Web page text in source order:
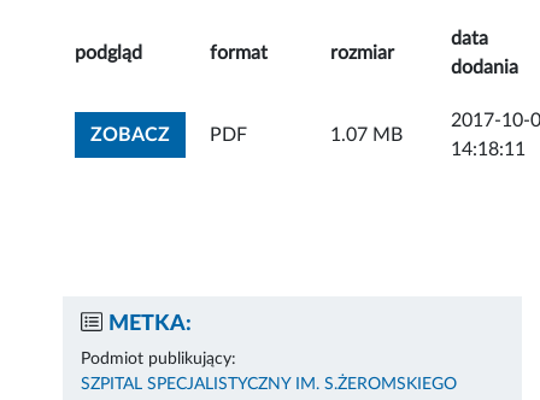
podgląd format rozmiar
data
dodania
ZOBACZZOBACZ ZAŁĄCZNIK
PDF 1.07 MB
2017-10-
14:18:11
METKA:
Podmiot publikujący:
SZPITAL SPECJALISTYCZNY IM. S.ŻEROMSKIEGO